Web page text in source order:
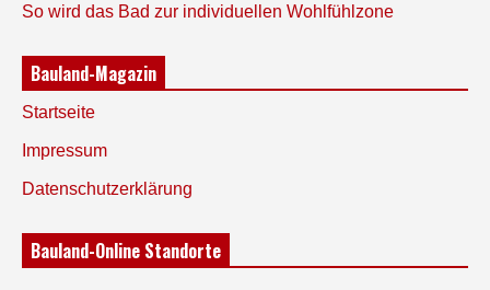
So wird das Bad zur individuellen Wohlfühlzone
Bauland-Magazin
Startseite
Impressum
Datenschutzerklärung
Bauland-Online Standorte